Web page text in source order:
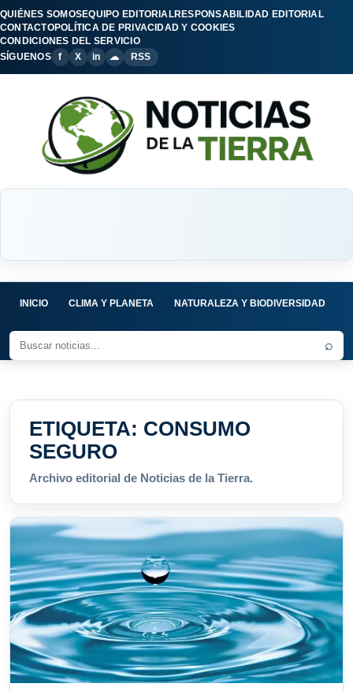
QUIÉNES SOMOSEQUIPO EDITORIALRESPONSABILIDAD EDITORIAL
CONTACTOPOLÍTICA DE PRIVACIDAD Y COOKIES
CONDICIONES DEL SERVICIO
SÍGUENOS
f X in ☁ RSS
INICIO CLIMA Y PLANETA NATURALEZA Y BIODIVERSIDAD
⌕
ETIQUETA: CONSUMO
SEGURO
Archivo editorial de Noticias de la Tierra.